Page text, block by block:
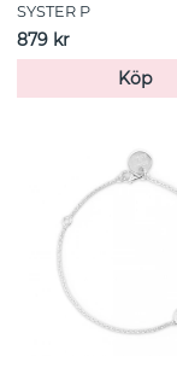
SYSTER P
879 kr
Köp